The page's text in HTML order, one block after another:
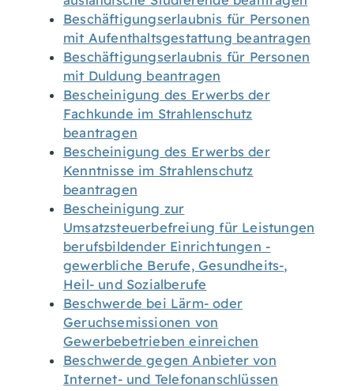
Beschäftigungserlaubnis für Personen
mit Aufenthaltsgestattung beantragen
Beschäftigungserlaubnis für Personen
mit Duldung beantragen
Bescheinigung des Erwerbs der
Fachkunde im Strahlenschutz
beantragen
Bescheinigung des Erwerbs der
Kenntnisse im Strahlenschutz
beantragen
Bescheinigung zur
Umsatzsteuerbefreiung für Leistungen
berufsbildender Einrichtungen -
gewerbliche Berufe, Gesundheits-,
Heil- und Sozialberufe
Beschwerde bei Lärm- oder
Geruchsemissionen von
Gewerbebetrieben einreichen
Beschwerde gegen Anbieter von
Internet- und Telefonanschlüssen